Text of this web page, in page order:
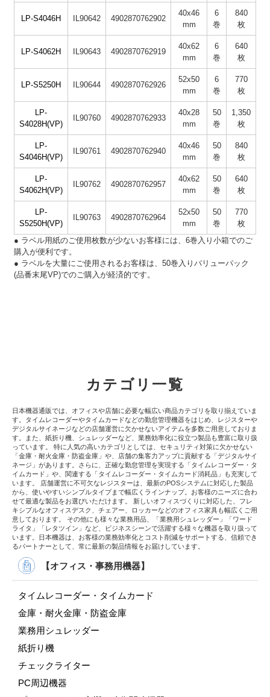
LP-S4046H IL90642 4902870762902
40x46
mm
6
巻
840
枚
LP-S4062H IL90643 4902870762919
40x62
mm
6
巻
640
枚
LP-S5250H IL90644 4902870762926
52x50
mm
6
巻
770
枚
LP-
S4028H(VP)
IL90760 4902870762933
40x28
mm
50
巻
1,350
枚
LP-
S4046H(VP)
IL90761 4902870762940
40x46
mm
50
巻
840
枚
LP-
S4062H(VP)
IL90762 4902870762957
40x62
mm
50
巻
640
枚
LP-
S5250H(VP)
IL90763 4902870762964
52x50
mm
50
巻
770
枚
● ラベル用紙のご使用枚数が少ないお客様には、6巻入り小箱でのご
購入が便利です。
● ラベルを大量にご使用されるお客様は、50巻入りバリューパック
(品番末尾VP)でのご購入が経済的です。
カテゴリ一覧
日本機器通販では、オフィスや店舗に必要な幅広い商品カテゴリを取り揃えていま
す。タイムレコーダーやタイムカードなどの勤怠管理機器をはじめ、レジスターや
デジタルサイネージなどの店舗運営に欠かせないアイテムを多数ご用意しておりま
す。また、紙折り機、シュレッダーなど、業務効率化に役立つ製品も豊富に取り扱
っています。 特に人気の高いカテゴリとしては、セキュリティ対策に欠かせない
「金庫・耐火金庫・防盗金庫」や、店舗の集客力アップに貢献する「デジタルサイ
ネージ」があります。さらに、正確な勤怠管理を実現する「タイムレコーダー・タ
イムカード」や、関連する「タイムレコーダー・タイムカード消耗品」も充実して
います。 店舗運営に不可欠なレジスターは、最新のPOSシステムに対応した製品
から、使いやすいシンプルタイプまで幅広くラインナップ。お客様のニーズに合わ
せて最適な製品をお選びいただけます。 新しいオフィスづくりに対応した、フレ
キシブルなオフィスデスク、チェアー、ロッカーなどのオフィス家具も幅広くご用
意しております。 その他にも様々な業務用品、「業務用シュレッダー」「ワード
ライタ」「レタツイン」など、ビジネスシーンで活躍する様々な機器を取り扱って
います。日本機器は、お客様の業務効率化とコスト削減をサポートする、信頼でき
るパートナーとして、常に最新の製品情報をお届けしています。
【オフィス・事務用機器】
タイムレコーダー・タイムカード
金庫・耐火金庫・防盗金庫
業務用シュレッダー
紙折り機
チェックライター
PC周辺機器